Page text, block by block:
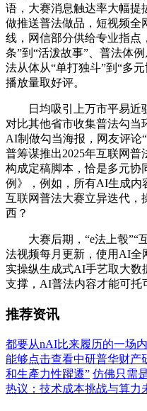
语，大赛消息触达率大幅提
做推送普法做品，短视频全
线，网信部分供给专业指点
条”到“活泼故事”、普法体
法从体从“单打独斗”到“多
播放量取好评。
日均吸引上万市平易近驻
对比其他省市收集普法勾当
AI制做勾当海报，网友评论
普筹谋推出2025年互联网普
构成定稿脚本，恰是多元协
例》，例如，所有AI生成内
互联网普法大赛立异迭代，
西？
大赛后期，“e法上彀”“
法视频每月更新，使用AI全
实操纵生成式AI手艺取大
支撑，AI普法内容才能可托
推荐资讯
都要从nAI比来履历的一场
能够点击查看中研普华财产
和生產力性躍遷” 仿佛只需
热议：技术成本挑战与算力